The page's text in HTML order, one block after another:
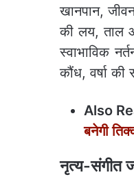
खानपान,
की लय, ताल
स्वाभाविक
कौंध, वर्षा
Also
बनेगी
नृत्य-संगीत